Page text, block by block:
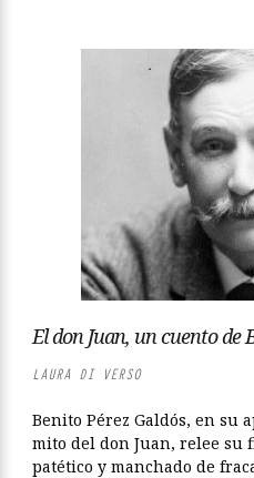
El don Juan, un cuento de
LAURA DI VERSO
Benito Pérez Galdós, en su
mito del don Juan, relee su
patético y manchado de